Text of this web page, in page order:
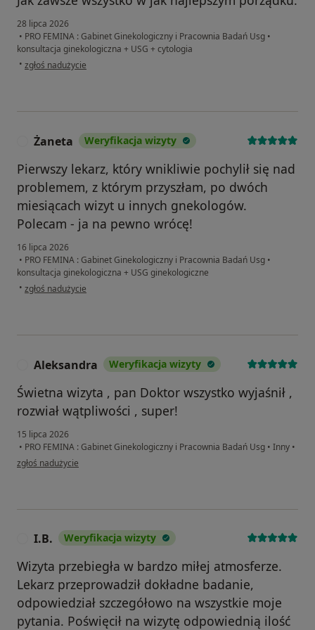
28 lipca 2026
• PRO FEMINA : Gabinet Ginekologiczny i Pracownia Badań Usg •
konsultacja ginekologiczna + USG + cytologia
• w opinii użytkownika Magdalena
zgłoś nadużycie
Żaneta Weryfikacja wizyty
Pierwszy lekarz, który wnikliwie pochylił się nad
problemem, z którym przyszłam, po dwóch
miesiącach wizyt u innych gnekologów.
Polecam - ja na pewno wrócę!
16 lipca 2026
• PRO FEMINA : Gabinet Ginekologiczny i Pracownia Badań Usg •
konsultacja ginekologiczna + USG ginekologiczne
• w opinii użytkownika Żaneta
zgłoś nadużycie
Aleksandra Weryfikacja wizyty
Świetna wizyta , pan Doktor wszystko wyjaśnił ,
rozwiał wątpliwości , super!
15 lipca 2026
• PRO FEMINA : Gabinet Ginekologiczny i Pracownia Badań Usg • Inny •
w opinii użytkownika Aleksandra
zgłoś nadużycie
I.B. Weryfikacja wizyty
Wizyta przebiegła w bardzo miłej atmosferze.
Lekarz przeprowadził dokładne badanie,
odpowiedział szczegółowo na wszystkie moje
pytania. Poświęcił na wizytę odpowiednią ilość